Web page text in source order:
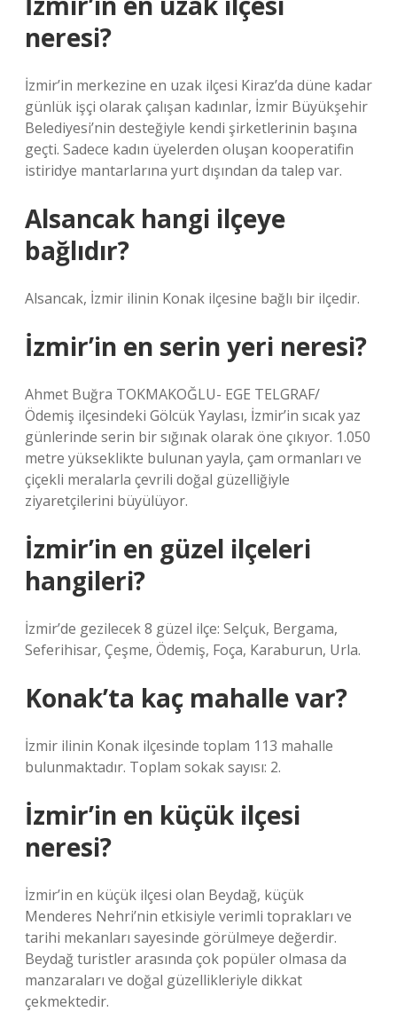
neresi?
İzmir’in merkezine en uzak ilçesi Kiraz’da düne kadar
günlük işçi olarak çalışan kadınlar, İzmir Büyükşehir
Belediyesi’nin desteğiyle kendi şirketlerinin başına
geçti. Sadece kadın üyelerden oluşan kooperatifin
istiridye mantarlarına yurt dışından da talep var.
Alsancak hangi ilçeye
bağlıdır?
Alsancak, İzmir ilinin Konak ilçesine bağlı bir ilçedir.
İzmir’in en serin yeri neresi?
Ahmet Buğra TOKMAKOĞLU- EGE TELGRAF/
Ödemiş ilçesindeki Gölcük Yaylası, İzmir’in sıcak yaz
günlerinde serin bir sığınak olarak öne çıkıyor. 1.050
metre yükseklikte bulunan yayla, çam ormanları ve
çiçekli meralarla çevrili doğal güzelliğiyle
ziyaretçilerini büyülüyor.
İzmir’in en güzel ilçeleri
hangileri?
İzmir’de gezilecek 8 güzel ilçe: Selçuk, Bergama,
Seferihisar, Çeşme, Ödemiş, Foça, Karaburun, Urla.
Konak’ta kaç mahalle var?
İzmir ilinin Konak ilçesinde toplam 113 mahalle
bulunmaktadır. Toplam sokak sayısı: 2.
İzmir’in en küçük ilçesi
neresi?
İzmir’in en küçük ilçesi olan Beydağ, küçük
Menderes Nehri’nin etkisiyle verimli toprakları ve
tarihi mekanları sayesinde görülmeye değerdir.
Beydağ turistler arasında çok popüler olmasa da
manzaraları ve doğal güzellikleriyle dikkat
çekmektedir.